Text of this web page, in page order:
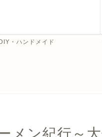
DIY・ハンドメイド
メン紀行～